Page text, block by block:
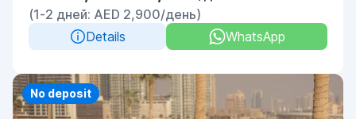
(1-2 дней: AED 2,900/день)
Details
WhatsApp
No deposit